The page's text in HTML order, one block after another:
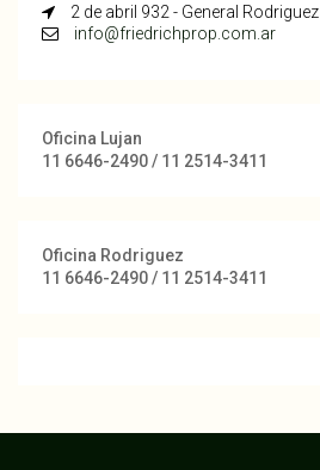
2 de abril 932 - General Rodriguez
info@friedrichprop.com.ar
Oficina Lujan
11 6646-2490 / 11 2514-3411
Oficina Rodriguez
11 6646-2490 / 11 2514-3411